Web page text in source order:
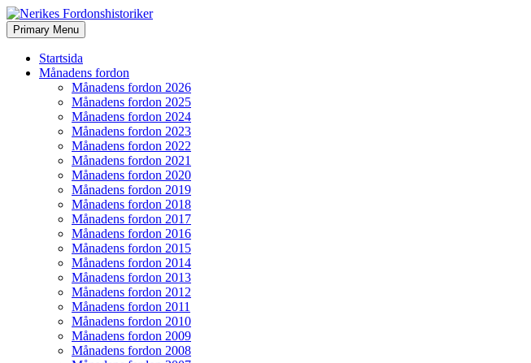
Nerikes Fordonshistoriker
Search
Primary Menu Skip
to
Startsida
Månadens fordon
Månadens fordon 2026
Månadens fordon 2025
Månadens fordon 2024
Månadens fordon 2023
Månadens fordon 2022
Månadens fordon 2021
Månadens fordon 2020
Månadens fordon 2019
Månadens fordon 2018
Månadens fordon 2017
Månadens fordon 2016
Månadens fordon 2015
Månadens fordon 2014
Månadens fordon 2013
Månadens fordon 2012
Månadens fordon 2011
Månadens fordon 2010
Månadens fordon 2009
Månadens fordon 2008